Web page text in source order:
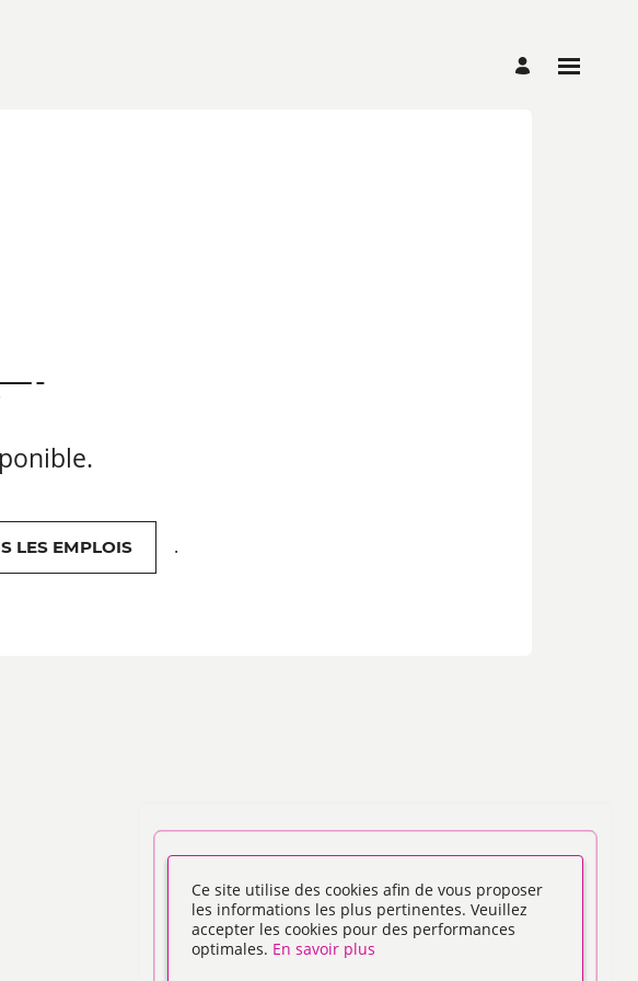
LES EMPLOIS .
Ce site utilise des cookies afin de vous proposer
les informations les plus pertinentes. Veuillez
accepter les cookies pour des performances
optimales. En savoir plus